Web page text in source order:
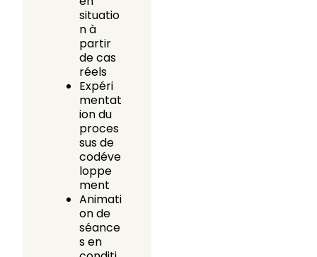
situatio
n à
partir
de cas
réels
Expéri
mentat
ion du
proces
sus de
codéve
loppe
ment
Animati
on de
séance
s en